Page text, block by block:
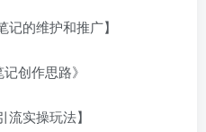
的维护和推广】
创作思路》
实操玩法】